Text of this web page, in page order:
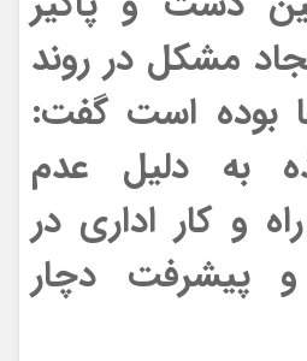
مشکل در روند
بوده است گفت:
به دلیل عدم
و کار اداری در
و پیشرفت دچار